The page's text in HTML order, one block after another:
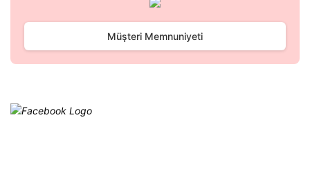
Gönder
Müşteri Memnuniyeti